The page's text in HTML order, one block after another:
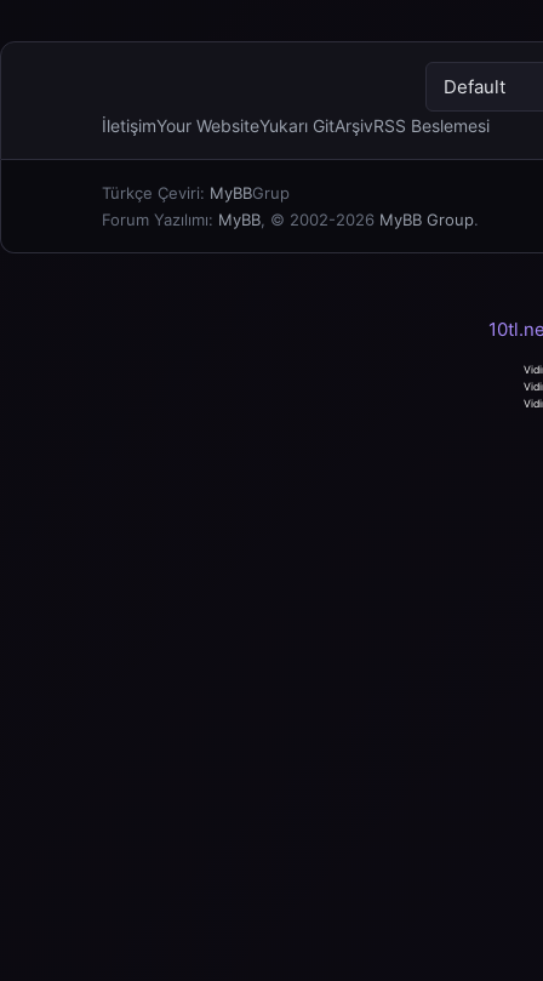
İletişimYour WebsiteYukarı GitArşivRSS Beslemesi
Türkçe Çeviri: MyBBGrup
Forum Yazılımı: MyBB , © 2002-2026 MyBB Group.